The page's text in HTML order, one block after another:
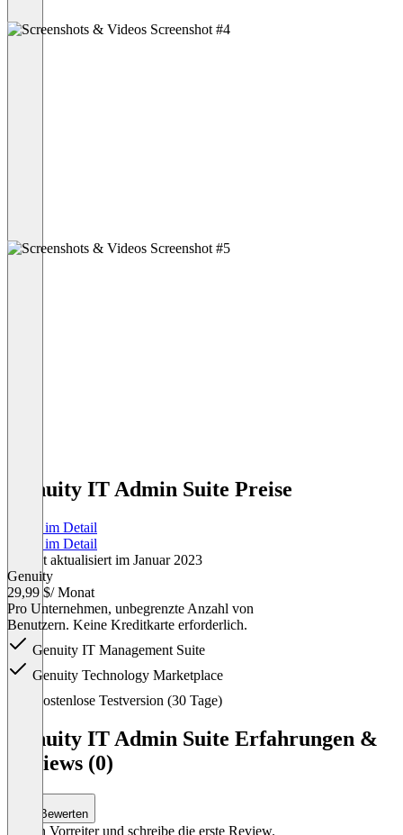
Genuity IT Admin Suite Preise
Preise im Detail
Preise im Detail
Zuletzt aktualisiert im Januar 2023
Genuity
29,99 $/ Monat
Pro Unternehmen, unbegrenzte Anzahl von
Benutzern. Keine Kreditkarte erforderlich.
Genuity IT Management Suite
Genuity Technology Marketplace
Kostenlose Testversion (30 Tage)
Genuity IT Admin Suite Erfahrungen &
Reviews (0)
Bewerten
Sei ein Vorreiter und schreibe die erste Review.